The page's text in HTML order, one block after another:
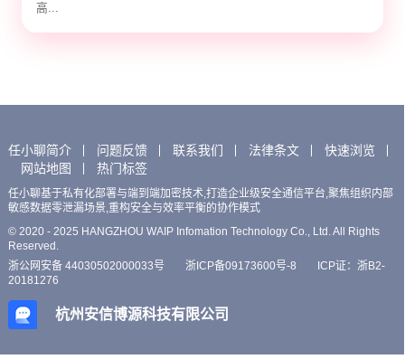
高...
任小聊简介 问题反馈 联系我们 法律条文
快速浏览
网站地图
热门标签
任小聊基于私有化部署与端到端加密技术,打造企业级安全通信平台,聚焦组织内部
敏感数据零泄漏场景,重构安全与效率平衡的协作模式
© 2020 - 2025 HANGZHOU WAIP Infomation Technology Co., Ltd. All Rights
Reserved.
浙公网安备 44030502000033号
浙ICP备09173600号-8
ICP证：浙B2-
20181276
杭州安信博源科技有限公司